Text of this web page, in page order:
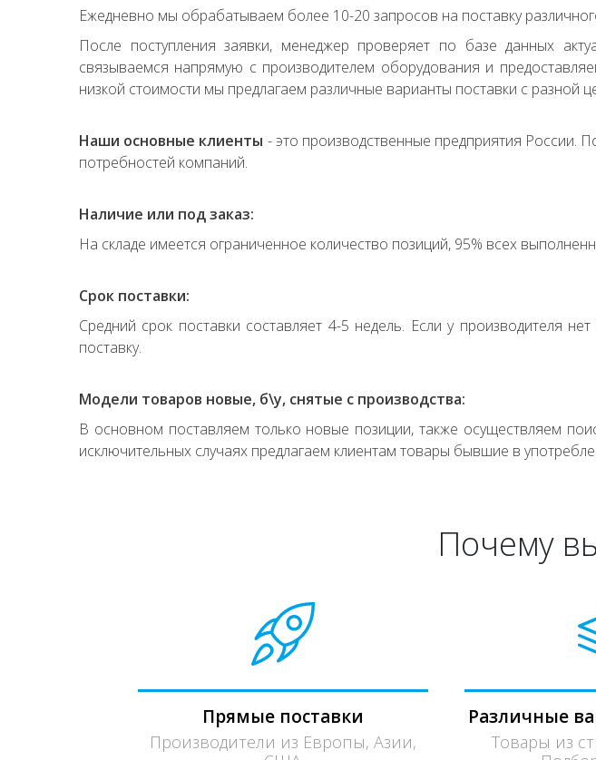
Ежедневно мы обрабатываем более 10-20 запросов на поставку
После поступления заявки, менеджер проверяет по базе данных
связываемся напрямую с производителем оборудования и
низкой стоимости мы предлагаем различные варианты поставки с разной
Наши основные клиенты - это производственные предприятия России.
потребностей компаний.
Наличие или под заказ:
На складе имеется ограниченное количество позиций, 95% всех
Срок поставки:
Средний срок поставки составляет 4-5 недель. Если у производителя
поставку.
Модели товаров новые, б\у, снятые с производства:
В основном поставляем только новые позиции, также осуществляем
исключительных случаях предлагаем клиентам товары бывшие в
Почему
Прямые поставки
Производители из Европы, Азии,
Различные
Товары из